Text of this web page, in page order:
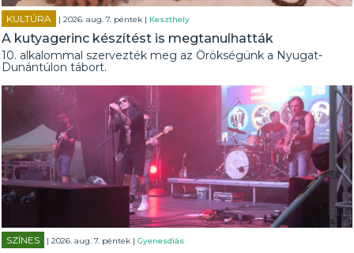
KULTÚRA | 2026. aug. 7. péntek | Keszthely
A kutyagerinc készítést is megtanulhatták
10. alkalommal szervezték meg az Örökségünk a Nyugat-
Dunántúlon tábort.
SZÍNES | 2026. aug. 7. péntek |Gyenesdiás